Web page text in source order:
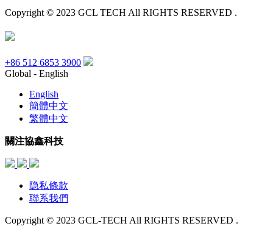
Copyright © 2023 GCL TECH All RIGHTS RESERVED .
+86 512 6853 3900
Global - English
English
簡體中文
繁體中文
關注協鑫科技
隐私條款
聯系我們
Copyright © 2023 GCL-TECH All RIGHTS RESERVED .